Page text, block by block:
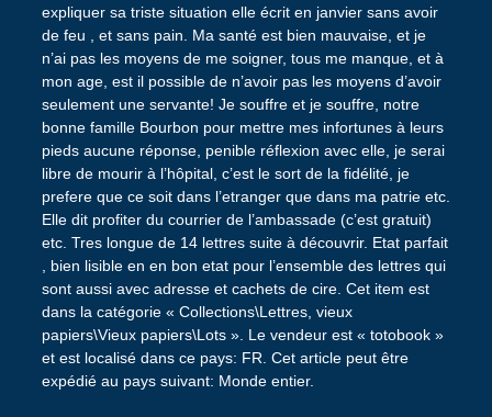
expliquer sa triste situation elle écrit en janvier sans avoir
de feu , et sans pain. Ma santé est bien mauvaise, et je
n’ai pas les moyens de me soigner, tous me manque, et à
mon age, est il possible de n’avoir pas les moyens d’avoir
seulement une servante! Je souffre et je souffre, notre
bonne famille Bourbon pour mettre mes infortunes à leurs
pieds aucune réponse, penible réflexion avec elle, je serai
libre de mourir à l’hôpital, c’est le sort de la fidélité, je
prefere que ce soit dans l’etranger que dans ma patrie etc.
Elle dit profiter du courrier de l’ambassade (c’est gratuit)
etc. Tres longue de 14 lettres suite à découvrir. Etat parfait
, bien lisible en en bon etat pour l’ensemble des lettres qui
sont aussi avec adresse et cachets de cire. Cet item est
dans la catégorie « Collections\Lettres, vieux
papiers\Vieux papiers\Lots ». Le vendeur est « totobook »
et est localisé dans ce pays: FR. Cet article peut être
expédié au pays suivant: Monde entier.